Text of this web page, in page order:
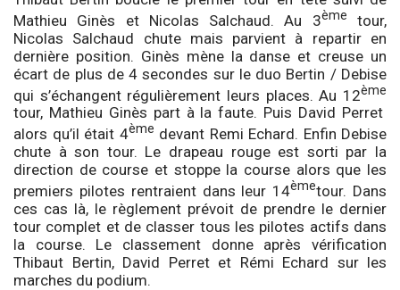
Mathieu Ginès et Nicolas Salchaud. Au 3ème
tour,
Nicolas Salchaud chute mais parvient à repartir en
dernière position. Ginès mène la danse et creuse un
écart de plus de 4 secondes sur le duo Bertin / Debise
qui s’échangent régulièrement leurs places. Au 12ème
tour, Mathieu Ginès part à la faute. Puis David Perret
alors qu’il était 4ème devant Remi Echard. Enfin Debise
chute à son tour. Le drapeau rouge est sorti par la
direction de course et stoppe la course alors que les
premiers pilotes rentraient dans leur 14èmetour. Dans
ces cas là, le règlement prévoit de prendre le dernier
tour complet et de classer tous les pilotes actifs dans
la course. Le classement donne après vérification
Thibaut Bertin, David Perret et Rémi Echard sur les
marches du podium.